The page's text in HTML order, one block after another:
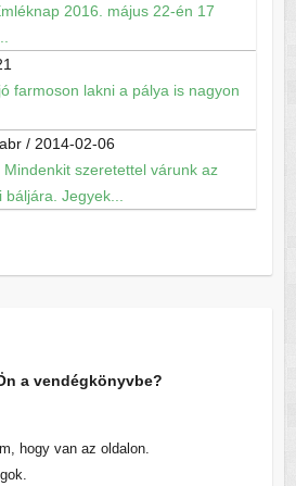
2016. május 22-én 17
farmoson lakni a pálya is nagyon
/ 2014-02-06
szeretettel várunk az
Jegyek...
a vendégkönyvbe?
hogy van az oldalon.